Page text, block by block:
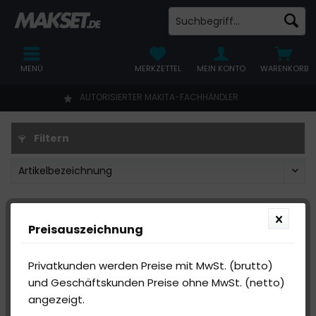
AUTORISIERTER MAKITA-FACHHÄNDLER
WARENKORB
MERKZETTEL MEIN KONTO
MENÜ
Filtern
Preisauszeichnung
Privatkunden werden Preise mit MwSt. (brutto)
und Geschäftskunden Preise ohne MwSt. (netto)
angezeigt.